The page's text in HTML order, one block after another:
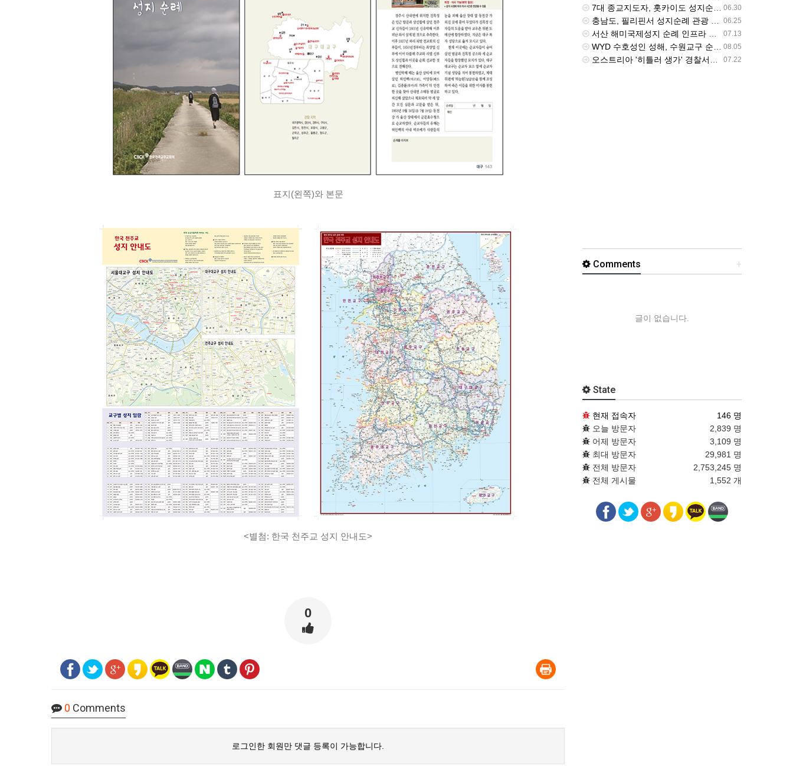
표지(왼쪽)와 본문
<별첨: 한국 천주교 성지 안내도>
0
0 Comments
로그인한 회원만 댓글 등록이 가능합니다.
06.30
7대 종교지도자, 홋카이도 성지순례‥일본 성공회, 정토종과 교류 - btnnews.tv
06.25
충남도, 필리핀서 성지순례 관광 마케팅…“동남아 가톨릭 시장 공략” - newskorea.ne.kr
07.13
서산 해미국제성지 순례 인프라 확충..세계청년대회 준비 - 티제이비
08.05
WYD 수호성인 성해, 수원교구 순례 나섰다 - cpbc News
07.22
오스트리아 '히틀러 생가' 경찰서로 탈바꿈…'나치 성지순례' 차단 - v.daum.net
+
Comments
글이 없습니다.
State
현재 접속자
146 명
오늘 방문자
2,839 명
어제 방문자
3,109 명
최대 방문자
29,981 명
전체 방문자
2,753,245 명
전체 게시물
1,552 개